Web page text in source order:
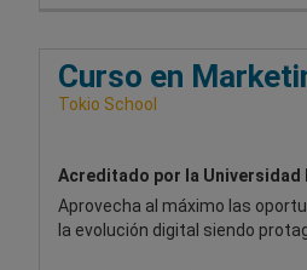
Curso en
Tokio School
Acreditado por la Universidad
Aprovecha al máximo las
la evolución digital siendo